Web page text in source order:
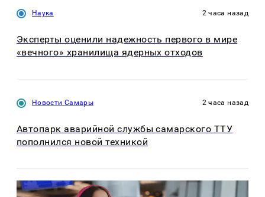
Наука 2 часа назад
Эксперты оценили надежность первого в мире
«вечного» хранилища ядерных отходов
Новости Самары 2 часа назад
Автопарк аварийной службы самарского ТТУ
пополнился новой техникой